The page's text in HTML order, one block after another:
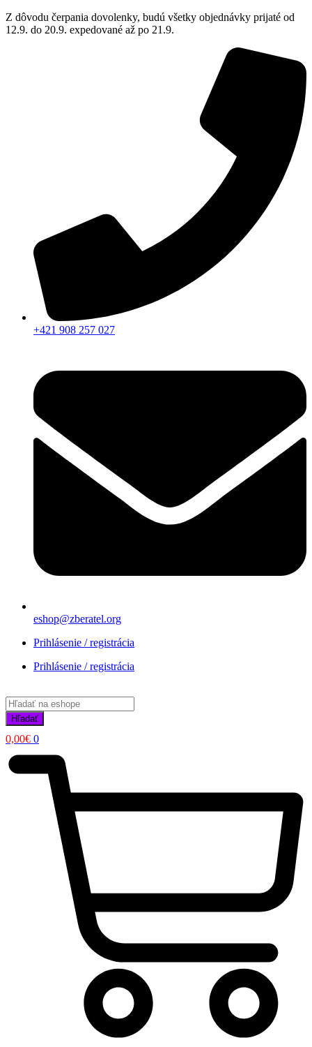
Z dôvodu čerpania dovolenky, budú všetky objednávky prijaté od
12.9. do 20.9. expedované až po 21.9.
+421 908 257 027
eshop@zberatel.org
Prihlásenie / registrácia
Prihlásenie / registrácia
Products
search
Hľadať
0,00€ 0